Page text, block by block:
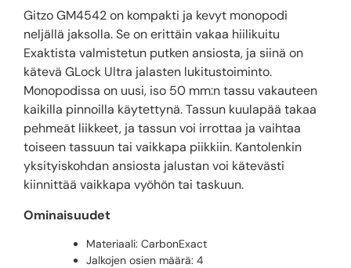
Gitzo GM4542 on kompakti ja kevyt monopodi
neljällä jaksolla. Se on erittäin vakaa hiilikuitu
Exaktista valmistetun putken ansiosta, ja siinä on
kätevä GLock Ultra jalasten lukitustoiminto.
Monopodissa on uusi, iso 50 mm:n tassu vakauteen
kaikilla pinnoilla käytettynä. Tassun kuulapää takaa
pehmeät liikkeet, ja tassun voi irrottaa ja vaihtaa
toiseen tassuun tai vaikkapa piikkiin. Kantolenkin
yksityiskohdan ansiosta jalustan voi kätevästi
kiinnittää vaikkapa vyöhön tai taskuun.
Ominaisuudet
Materiaali: CarbonExact
Jalkojen osien määrä: 4